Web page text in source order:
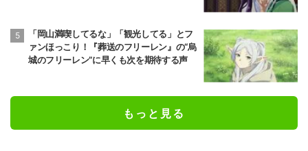
「岡山満喫してるな」「観光してる」とフ
ァンほっこり！『葬送のフリーレン』の“烏
城のフリーレン”に早くも次を期待する声
もっと見る